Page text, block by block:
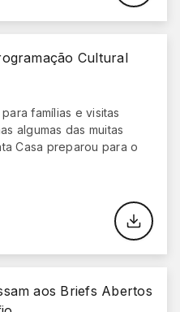
Cultural
famílias e visitas
algumas das muitas
Casa preparou para o
aos Briefs Abertos